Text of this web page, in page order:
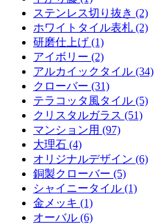
ステンレス切り抜き (2)
ホワイトタイル表札 (2)
研磨仕上げ (1)
アイボリー (2)
アルカイックタイル (34)
クローバー (31)
テラコッタ風タイル (5)
クリスタルガラス (51)
マンション用 (97)
大理石 (4)
オリジナルデザイン (6)
銅製クローバー (5)
シャイニータイル (1)
金メッキ (1)
オーバル (6)